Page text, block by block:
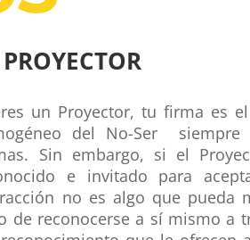
un Proyector, tu firma es
del No-Ser
Sin embargo, si el
e invitado para
no es algo que pueda
de reconocerse a sí mismo a